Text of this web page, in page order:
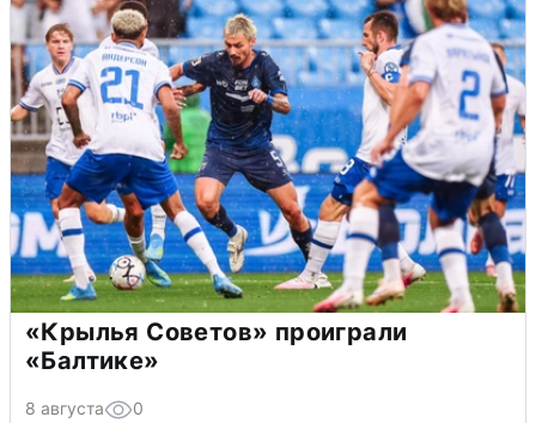
«Крылья Советов» проиграли
«Балтике»
8 августа 0